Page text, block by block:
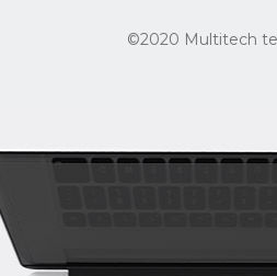
©2020 Multitech